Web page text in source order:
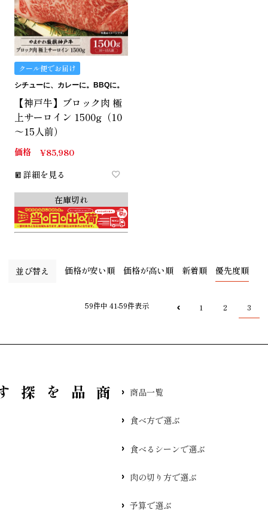
クール便でお届け
シチューに、カレーに。BBQに。
【神戸牛】ブロック肉 極
上サーロイン 1500g（10
～15人前）
価格 ¥85,980
詳細を見る
在庫切れ
並び替え 価格が安い順 価格が高い順 新着順 優先度順
59件中 41-59件表示 1 2 3
す 商品一覧
食べ方で選ぶ
食べるシーンで選ぶ
肉の切り方で選ぶ
予算で選ぶ